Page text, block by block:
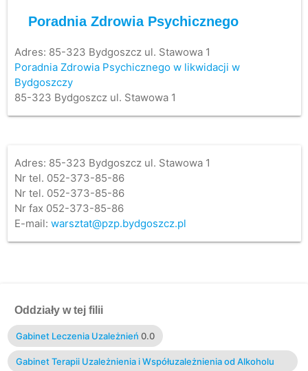
Poradnia Zdrowia Psychicznego
Adres: 85-323 Bydgoszcz ul. Stawowa 1
Poradnia Zdrowia Psychicznego w likwidacji w
Bydgoszczy
85-323 Bydgoszcz ul. Stawowa 1
Adres: 85-323 Bydgoszcz ul. Stawowa 1
Nr tel. 052-373-85-86
Nr tel. 052-373-85-86
Nr fax 052-373-85-86
E-mail: warsztat@pzp.bydgoszcz.pl
Oddziały w tej filii
Gabinet Leczenia Uzależnień 0.0
Gabinet Terapii Uzależnienia i Współuzależnienia od Alkoholu